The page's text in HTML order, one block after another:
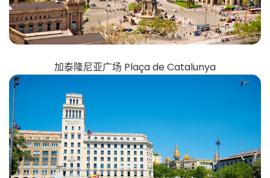
加泰隆尼亚广场 Plaça de Catalunya